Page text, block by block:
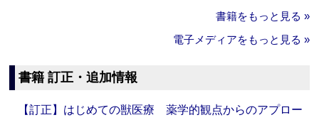
書籍をもっと見る »
電子メディアをもっと見る »
書籍 訂正・追加情報
【訂正】はじめての獣医療 薬学的観点からのアプロー